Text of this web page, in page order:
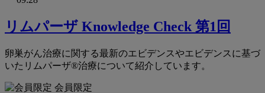
リムパーザ Knowledge Check 第1回
卵巣がん治療に関する最新のエビデンスやエビデンスに基づ
いたリムパーザ®治療について紹介しています。
会員限定